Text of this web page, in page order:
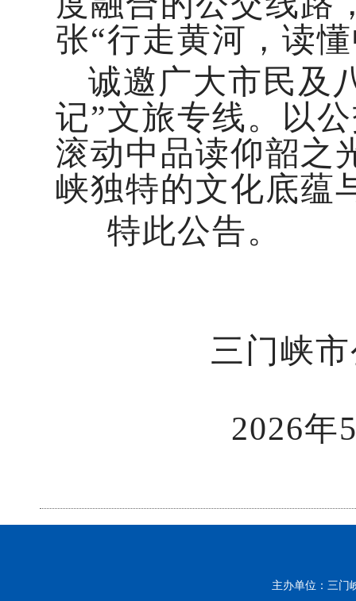
张“行走黄河，读
诚邀广大市民及
记”文旅专线。以
滚动中品读仰韶之
峡独特的文化底蕴
特此公告。
三门峡市公
2026年5月
主办单位：三